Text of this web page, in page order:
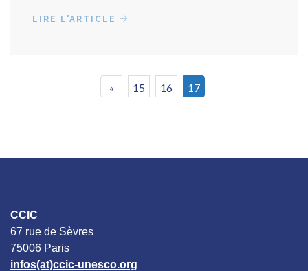
LIRE L'ARTICLE
« 15 16 17
CCIC
67 rue de Sèvres
75006 Paris
infos(at)ccic-unesco.org